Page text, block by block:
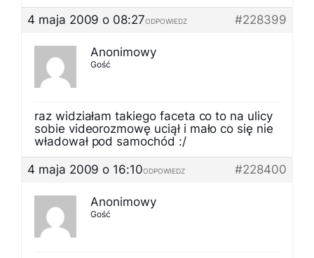
4 maja 2009 o 08:27
#228399
ODPOWIEDZ
Anonimowy
Gość
raz widziałam takiego faceta co to na ulicy
sobie videorozmowę uciął i mało co się nie
władował pod samochód :/
4 maja 2009 o 16:10
#228400
ODPOWIEDZ
Anonimowy
Gość